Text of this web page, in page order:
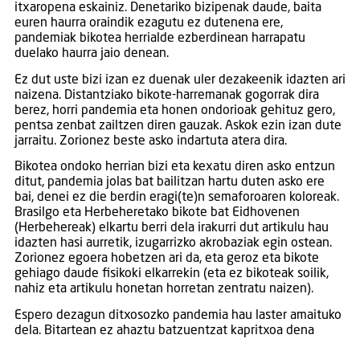
itxaropena eskainiz. Denetariko bizipenak daude, baita
euren haurra oraindik ezagutu ez dutenena ere,
pandemiak bikotea herrialde ezberdinean harrapatu
duelako haurra jaio denean.
Ez dut uste bizi izan ez duenak uler dezakeenik idazten ari
naizena. Distantziako bikote-harremanak gogorrak dira
berez, horri pandemia eta honen ondorioak gehituz gero,
pentsa zenbat zailtzen diren gauzak. Askok ezin izan dute
jarraitu. Zorionez beste asko indartuta atera dira.
Bikotea ondoko herrian bizi eta kexatu diren asko entzun
ditut, pandemia jolas bat bailitzan hartu duten asko ere
bai, denei ez die berdin eragi(te)n semaforoaren koloreak.
Brasilgo eta Herbeheretako bikote bat Eidhovenen
(Herbehereak) elkartu berri dela irakurri dut artikulu hau
idazten hasi aurretik, izugarrizko akrobaziak egin ostean.
Zorionez egoera hobetzen ari da, eta geroz eta bikote
gehiago daude fisikoki elkarrekin (eta ez bikoteak soilik,
nahiz eta artikulu honetan horretan zentratu naizen).
Espero dezagun ditxosozko pandemia hau laster amaituko
dela. Bitartean ez ahaztu batzuentzat kapritxoa dena